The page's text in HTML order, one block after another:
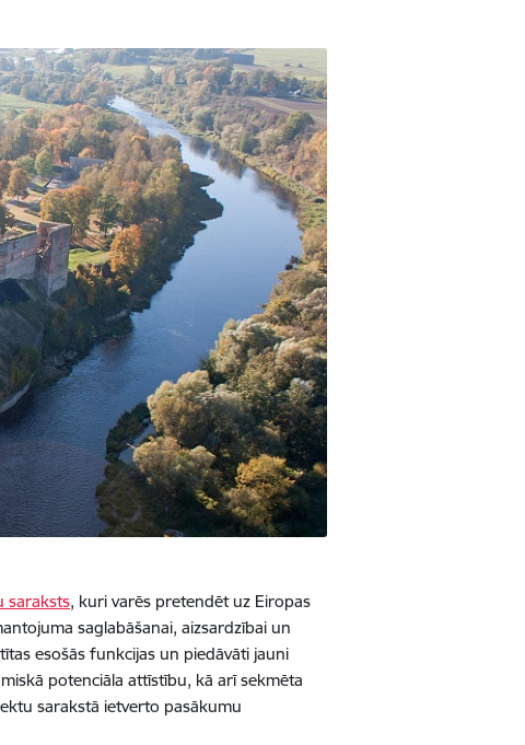
saraksts, kuri varēs pretendēt uz Eiropas
saglabāšanai, aizsardzībai un
esošās funkcijas un piedāvāti jauni
potenciāla attīstību, kā arī sekmēta
sarakstā ietverto pasākumu